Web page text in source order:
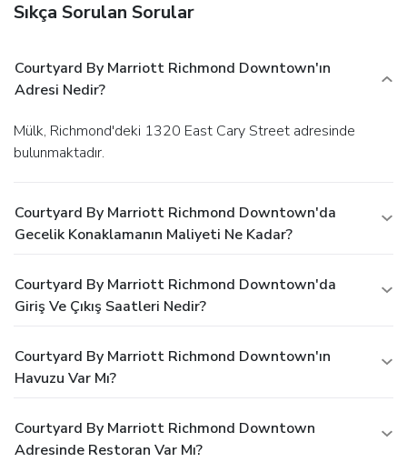
Sıkça Sorulan Sorular
Courtyard By Marriott Richmond Downtown'ın
Adresi Nedir?
Mülk, Richmond'deki 1320 East Cary Street adresinde
bulunmaktadır.
Courtyard By Marriott Richmond Downtown'da
Gecelik Konaklamanın Maliyeti Ne Kadar?
Courtyard By Marriott Richmond Downtown'da
Giriş Ve Çıkış Saatleri Nedir?
Courtyard By Marriott Richmond Downtown'ın
Havuzu Var Mı?
Courtyard By Marriott Richmond Downtown
Adresinde Restoran Var Mı?